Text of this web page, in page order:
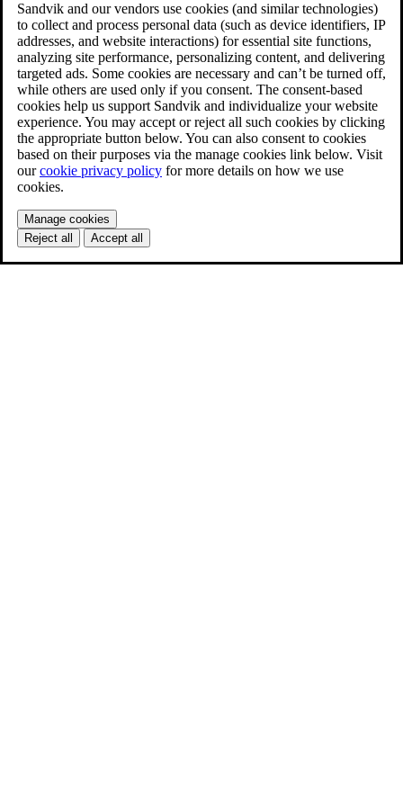
Sandvik and our vendors use cookies (and similar technologies)
to collect and process personal data (such as device identifiers, IP
addresses, and website interactions) for essential site functions,
analyzing site performance, personalizing content, and delivering
targeted ads. Some cookies are necessary and can’t be turned off,
while others are used only if you consent. The consent-based
cookies help us support Sandvik and individualize your website
experience. You may accept or reject all such cookies by clicking
the appropriate button below. You can also consent to cookies
based on their purposes via the manage cookies link below. Visit
ourcookie privacy policy for more details on how we use
cookies.
Manage cookies
Reject all
Accept all